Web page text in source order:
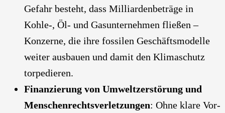
Gefahr besteht, dass Mil­li­ar­den­be­trä­ge in
Kohle‑, Öl- und Gas­un­ter­neh­men flie­ßen –
Kon­zer­ne, die ihre fos­si­len Geschäfts­mo­del­le
wei­ter aus­bau­en und damit den Kli­ma­schutz
tor­pe­die­ren.
Finan­zie­rung von Umwelt­zer­stö­rung und
Men­schen­rechts­ver­let­zun­gen: Ohne kla­re Vor­